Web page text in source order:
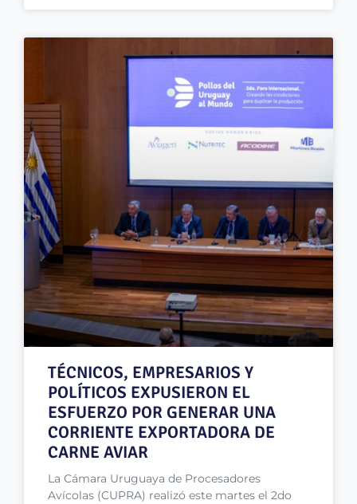
TÉCNICOS, EMPRESARIOS Y
POLÍTICOS EXPUSIERON EL
ESFUERZO POR GENERAR UNA
CORRIENTE EXPORTADORA DE
CARNE AVIAR
La Cámara Uruguaya de Procesadores
Avícolas (CUPRA) realizó este martes el 2do